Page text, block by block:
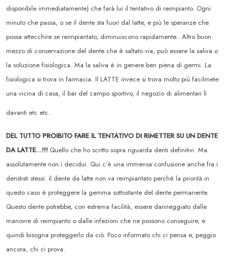
disponibile immediatamente) che farà lui il tentativo di reimpianto. Ogni
minuto che passa, o se il dente sta fuori dal latte, e più le speranze che
possa attecchire se reimpiantato, diminuiscono rapidamente.. Altro buon
mezzo di conservazione del dente che è saltato via, può essere la saliva o
la soluzione fisiologica. Ma la saliva è in genere ben piena di germi. La
fisiologica si trova in farmacia. Il LATTE invece si trova molto più facilmete:
una vicina di casa, il bar del campo sportivo, il negozio di alimentari lì
davanti etc etc..
DEL TUTTO PROIBITO FARE IL TENTATIVO DI RIMETTER SU UN DENTE
DA LATTE…!!! Quello che ho scritto sopra riguarda denti definitivi. Ma
assolutamente non i decidui. Qui c’è una immensa confusione anche fra i
denstisti stessi: il dente da latte non va reimpiantato perchè la priorità in
questo caso è proteggere la gemma sottostante del dente permanente.
Questo dente potrebbe, con estrema facilità, essere danneggiato dalle
manovre di reimpianto o dalle infezioni che ne possono conseguire, e
quindi bisogna proteggerlo da ciò. Poco informato chi ci pensa e, peggio
ancora, chi ci prova.